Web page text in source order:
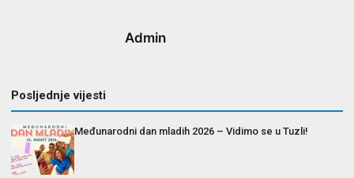
Admin
Posljednje vijesti
Međunarodni dan mladih 2026 – Vidimo se u Tuzli!